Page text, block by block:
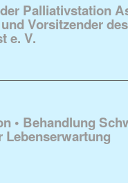
Palliativstation
Vorsitzender
e. V.
• Behandlung
Lebenserwartung